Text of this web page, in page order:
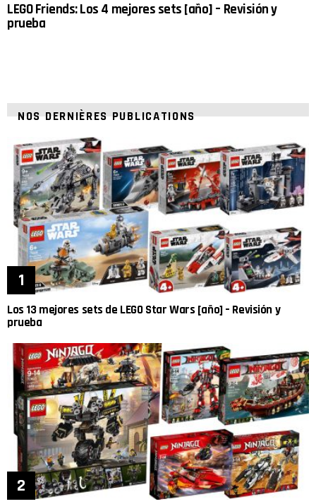
LEGO Friends: Los 4 mejores sets [año] – Revisión y
prueba
NOS DERNIÈRES PUBLICATIONS
Los 13 mejores sets de LEGO Star Wars [año] – Revisión y
prueba